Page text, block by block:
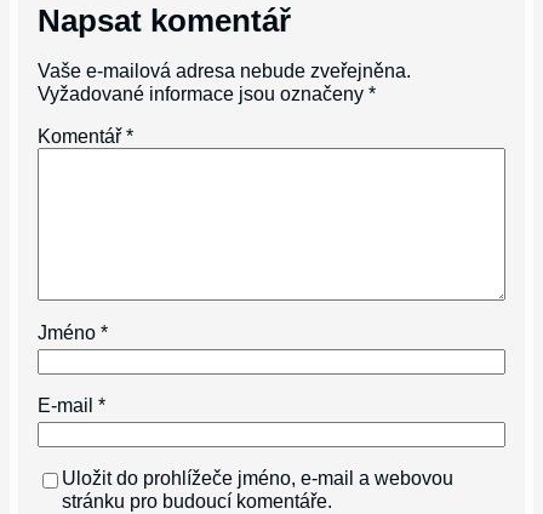
Napsat komentář
Vaše e-mailová adresa nebude zveřejněna.
Vyžadované informace jsou označeny*
Komentář*
Jméno*
E-mail*
Uložit do prohlížeče jméno, e-mail a webovou
stránku pro budoucí komentáře.